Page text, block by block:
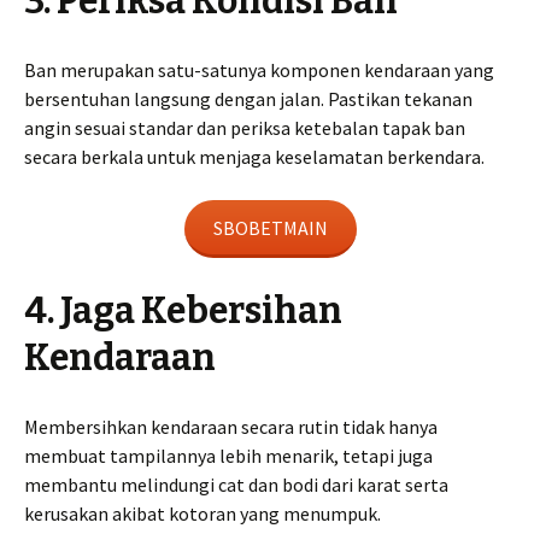
Ban merupakan satu-satunya komponen kendaraan yang
bersentuhan langsung dengan jalan. Pastikan tekanan
angin sesuai standar dan periksa ketebalan tapak ban
secara berkala untuk menjaga keselamatan berkendara.
SBOBETMAIN
4. Jaga Kebersihan
Kendaraan
Membersihkan kendaraan secara rutin tidak hanya
membuat tampilannya lebih menarik, tetapi juga
membantu melindungi cat dan bodi dari karat serta
kerusakan akibat kotoran yang menumpuk.